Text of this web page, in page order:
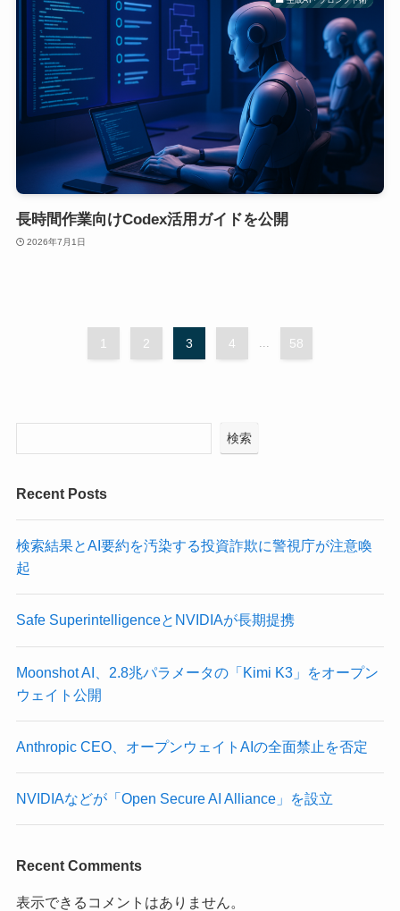
長時間作業向けCodex活用ガイドを公開
2026年7月1日
1 2 3 4 ... 58
検索
Recent Posts
検索結果とAI要約を汚染する投資詐欺に警視庁が注意喚
起
Safe SuperintelligenceとNVIDIAが長期提携
Moonshot AI、2.8兆パラメータの「Kimi K3」をオープン
ウェイト公開
Anthropic CEO、オープンウェイトAIの全面禁止を否定
NVIDIAなどが「Open Secure AI Alliance」を設立
Recent Comments
表示できるコメントはありません。